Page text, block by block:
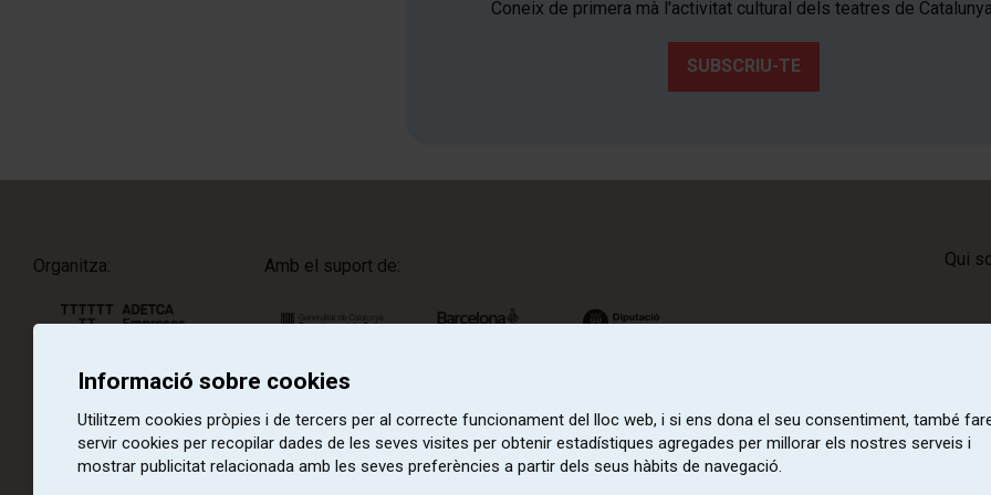
Coneix de primera mà l'activitat cultural dels teatres de Catalunya.
SUBSCRIU-TE
Organitza: Amb el suport de:
Amb la col·laboració de:
Qui
Informació sobre cookies
Utilitzem cookies pròpies i de tercers per al correcte funcionament del lloc web, i si ens dona el seu consentiment, també
servir cookies per recopilar dades de les seves visites per obtenir estadístiques agregades per millorar els nostres serveis i
mostrar publicitat relacionada amb les seves preferències a partir dels seus hàbits de navegació.